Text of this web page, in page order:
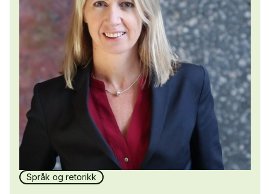
Språk og retorikk